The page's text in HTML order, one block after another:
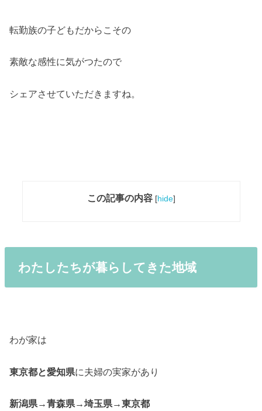
転勤族の子どもだからこその
素敵な感性に気がつたので
シェアさせていただきますね。
この記事の内容 [hide]
わたしたちが暮らしてきた地域
わが家は
東京都と愛知県に夫婦の実家があり
新潟県→青森県→埼玉県→東京都